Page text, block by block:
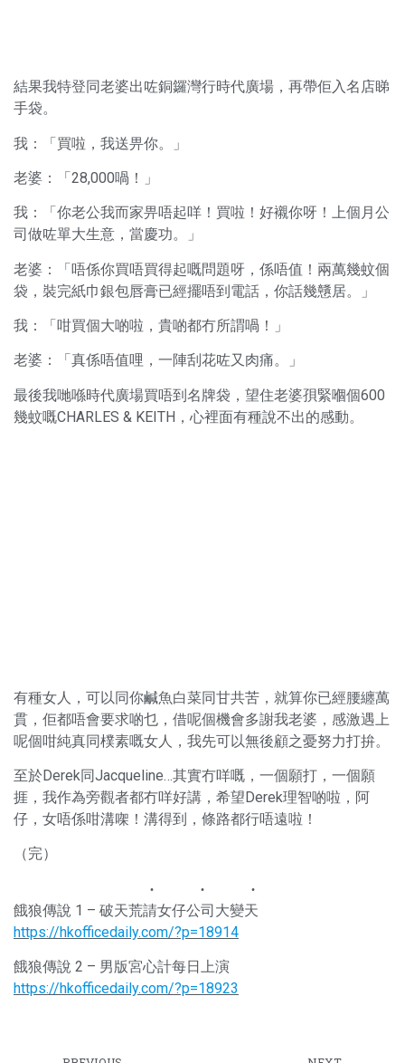
結果我特登同老婆出咗銅鑼灣行時代廣場，再帶佢入名店睇
手袋。
我：「買啦，我送畀你。」
老婆：「28,000喎！」
我：「你老公我而家畀唔起咩！買啦！好襯你呀！上個月公
司做咗單大生意，當慶功。」
老婆：「唔係你買唔買得起嘅問題呀，係唔值！兩萬幾蚊個
袋，裝完紙巾銀包唇膏已經擺唔到電話，你話幾戇居。」
我：「咁買個大啲啦，貴啲都冇所謂喎！」
老婆：「真係唔值哩，一陣刮花咗又肉痛。」
最後我哋喺時代廣場買唔到名牌袋，望住老婆孭緊嗰個600
幾蚊嘅CHARLES & KEITH，心裡面有種說不出的感動。
有種女人，可以同你鹹魚白菜同甘共苦，就算你已經腰纏萬
貫，佢都唔會要求啲乜，借呢個機會多謝我老婆，感激遇上
呢個咁純真同樸素嘅女人，我先可以無後顧之憂努力打拚。
至於Derek同Jacqueline…其實冇咩嘅，一個願打，一個願
捱，我作為旁觀者都冇咩好講，希望Derek理智啲啦，阿
仔，女唔係咁溝㗎！溝得到，條路都行唔遠啦！
（完）
餓狼傳說 1 – 破天荒請女仔公司大變天
https://hkofficedaily.com/?p=18914
餓狼傳說 2 – 男版宮心計每日上演
https://hkofficedaily.com/?p=18923